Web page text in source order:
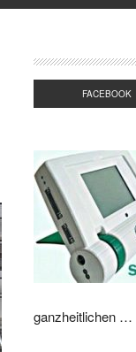
FACEBOOK
ganzheitlichen …